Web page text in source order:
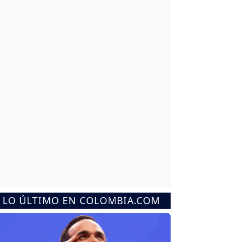
LO ÚLTIMO EN COLOMBIA.COM